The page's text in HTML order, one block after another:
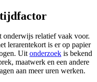
relatief vaak voor.
lerarentekort is er op papier
Uitonderzoek is bekend
maatwerk en een andere
aan meer uren werken.